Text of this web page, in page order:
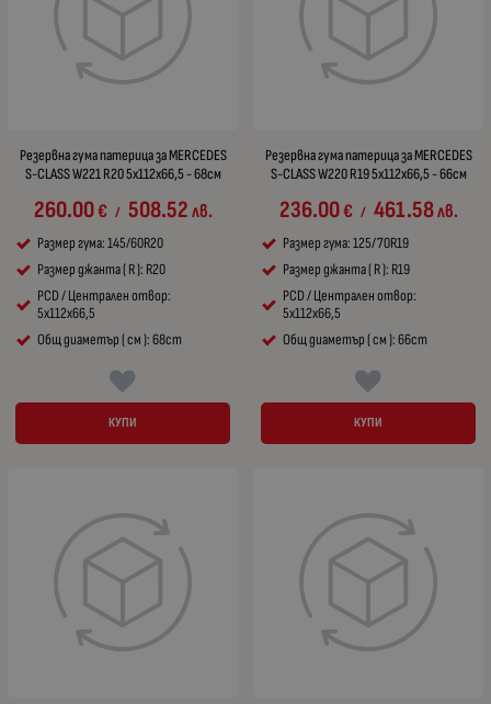
Резервна гума патерица за MERCEDES
S-CLASS W221 R20 5x112x66,5 - 68см
260.00€ / 508.52лв.
Размер гума: 145/60R20
Размер джанта ( R ): R20
PCD / Централен отвор:
5x112x66,5
Общ диаметър ( см ): 68cm
КУПИ
Резервна гума патерица за MERCEDES
S-CLASS W220 R19 5x112x66,5 - 66см
236.00€ / 461.58лв.
Размер гума: 125/70R19
Размер джанта ( R ): R19
PCD / Централен отвор:
5x112x66,5
Общ диаметър ( см ): 66cm
КУПИ